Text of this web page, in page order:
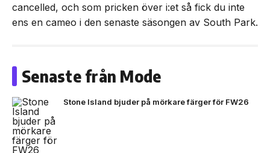
cancelled, och som pricken över i:et så fick du inte
ens en cameo i den senaste säsongen av South Park.
Senaste från Mode
Stone Island bjuder på mörkare färger för FW26